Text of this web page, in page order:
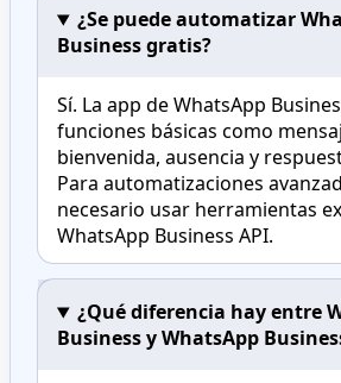
¿Se puede automatizar
Business gratis?
Sí. La app de WhatsApp
funciones básicas como
bienvenida, ausencia y
Para automatizaciones
necesario usar herramientas
WhatsApp Business API.
¿Qué diferencia hay entre
Business y WhatsApp